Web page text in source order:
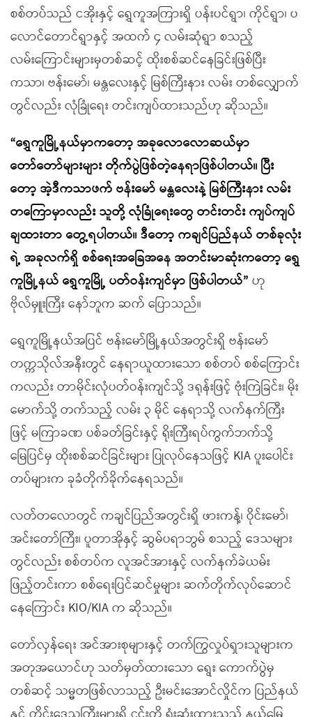
စစ်တပ်သည် ငအိုးနှင့် ရွှေကူအကြားရှိ ပန်းပင်ရွာ၊ ကိုင်ရွာ၊ ပ
လောင်တောင်ရွာနှင့် အထက် ၄ လမ်းဆုံရွာ စသည့်
လမ်းကြောင်းများမှတစ်ဆင့် ထိုးစစ်ဆင်နေခြင်းဖြစ်ပြီး
ကသာ၊ ဗန်းမော်၊ မန္တလေးနှင့် မြစ်ကြီးနား လမ်း တစ်လျှောက်
တွင်လည်း လုံခြုံရေး တင်းကျပ်ထားသည်ဟု ဆိုသည်။
“ရွှေကူမြို့နယ်မှာကတော့ အခုလောလောဆယ်မှာ
တော်တော်များများ တိုက်ပွဲဖြစ်တဲ့နေရာဖြစ်ပါတယ်။ ပြီး
တော့ အဲ့ဒီကသာဖက် ဗန်းမော် မန္တလေးနဲ့ မြစ်ကြီးနား လမ်း
တကြောမှာလည်း သူတို့ လုံခြုံရေးတွေ တင်းတင်း ကျပ်ကျပ်
ချထားတာ တွေ့ရပါတယ်။ ဒီတော့ ကချင်ပြည်နယ် တစ်ခုလုံး
ရဲ့ အခုလက်ရှိ စစ်ရေးအခြေအနေ အတင်းမာဆုံးကတော့ ရွှေ
ကူမြို့နယ် ရွှေကူမြို့ ပတ်ဝန်းကျင်မှာ ဖြစ်ပါတယ်” ဟု
ဗိုလ်မှူးကြီး နော်ဘူက ဆက် ပြောသည်။
ရွှေကူမြို့နယ်အပြင် ဗန်းမော်မြို့နယ်အတွင်းရှိ ဗန်းမော်
တက္ကသိုလ်အနီးတွင် နေရာယူထားသော စစ်တပ် စစ်ကြောင်း
ကလည်း တာမိုင်းလုံပတ်ဝန်းကျင်သို့ ဒရုန်းဖြင့် ဗုံးကြဲခြင်း၊ မိုး
မောက်သို့ တက်သည့် လမ်း ၃ မိုင် နေရာသို့ လက်နက်ကြီး
ဖြင့် မကြာခဏ ပစ်ခတ်ခြင်းနှင့် ရိုးကြီးရပ်ကွက်ဘက်သို့
မြေပြင်မှ ထိုးစစ်ဆင်ခြင်းများ ပြုလုပ်နေသဖြင့် KIA ပူးပေါင်း
တပ်များက ခုခံတိုက်ခိုက်နေရသည်။
လတ်တလောတွင် ကချင်ပြည်အတွင်းရှိ ဖားကန့်၊ ဝိုင်းမော်၊
အင်းတော်ကြီး၊ ပူတာအိုနှင့် ဆွမ်ပရာဘွမ် စသည့် ဒေသများ
တွင်လည်း စစ်တပ်က လူအင်အားနှင့် လက်နက်ခဲယမ်း
ဖြည့်တင်းကာ စစ်ရေးပြင်ဆင်မှုများ ဆက်တိုက်လုပ်ဆောင်
နေကြောင်း KIO/KIA က ဆိုသည်။
တော်လှန်ရေး အင်အားစုများနှင့် တက်ကြွလှုပ်ရှားသူများက
အတုအယောင်ဟု သတ်မှတ်ထားသော ရွေး ကောက်ပွဲမှ
တစ်ဆင့် သမ္မတဖြစ်လာသည့် ဦးမင်းအောင်လှိုင်က ပြည်နယ်